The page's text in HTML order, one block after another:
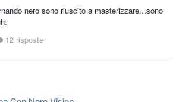
nero sono riuscito a masterizzare...sono
12 risposte